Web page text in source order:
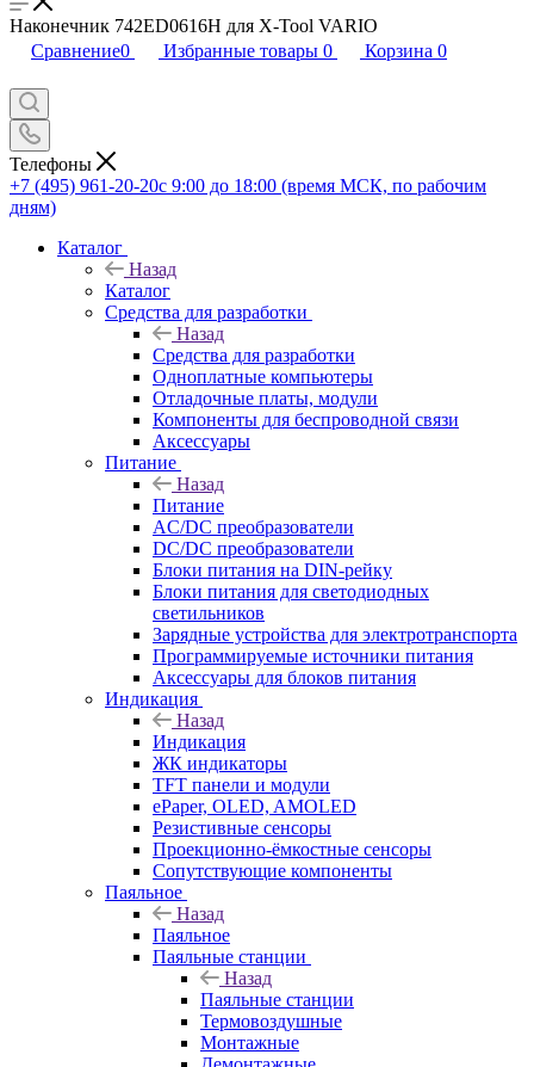
Наконечник 742ED0616H для X-Tool VARIO
Сравнение0 Избранные товары 0 Корзина 0
Телефоны
+7 (495) 961-20-20с 9:00 до 18:00 (время МСК, по рабочим
дням)
Каталог
Назад
Каталог
Средства для разработки
Назад
Средства для разработки
Одноплатные компьютеры
Отладочные платы, модули
Компоненты для беспроводной связи
Аксессуары
Питание
Назад
Питание
AC/DC преобразователи
DC/DC преобразователи
Блоки питания на DIN-рейку
Блоки питания для светодиодных
светильников
Зарядные устройства для электротранспорта
Программируемые источники питания
Аксессуары для блоков питания
Индикация
Назад
Индикация
ЖК индикаторы
TFT панели и модули
ePaper, OLED, AMOLED
Резистивные сенсоры
Проекционно-ёмкостные сенсоры
Сопутствующие компоненты
Паяльное
Назад
Паяльное
Паяльные станции
Назад
Паяльные станции
Термовоздушные
Монтажные